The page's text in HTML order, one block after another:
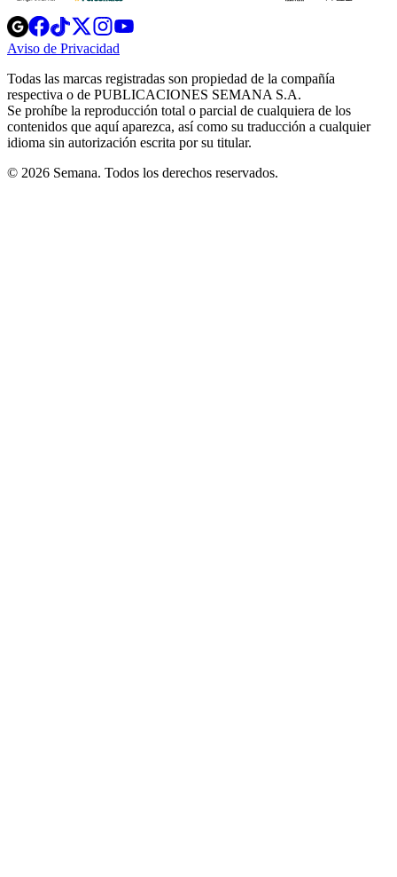
Opens
in
new
Opens
in
new
Opens
in
new
window
Opens
new
windowwindow
Aviso de Privacidad
new
window
Todas las marcas registradas son propiedad de la compañía
respectiva o de PUBLICACIONES SEMANA S.A.
Se prohíbe la reproducción total o parcial de cualquiera de los
contenidos que aquí aparezca, así como su traducción a cualquier
idioma sin autorización escrita por su titular.
© 2026 Semana. Todos los derechos reservados.